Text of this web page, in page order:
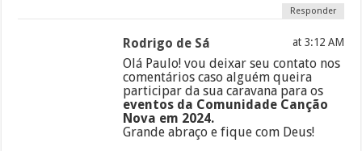
Responder
Rodrigo de Sá at 3:12 AM
Olá Paulo! vou deixar seu contato nos
comentários caso alguém queira
participar da sua caravana para os
eventos da Comunidade Canção
Nova em 2024.
Grande abraço e fique com Deus!